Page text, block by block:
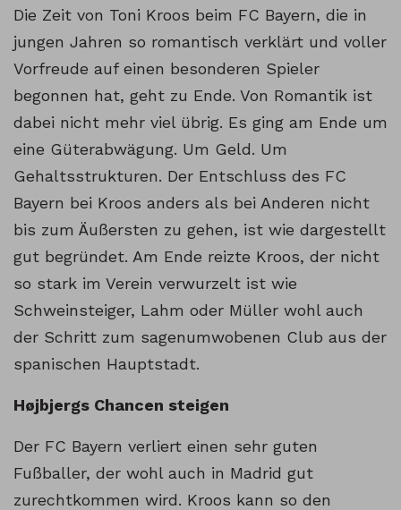
Die Zeit von Toni Kroos beim FC Bayern, die in
jungen Jahren so romantisch verklärt und voller
Vorfreude auf einen besonderen Spieler
begonnen hat, geht zu Ende. Von Romantik ist
dabei nicht mehr viel übrig. Es ging am Ende um
eine Güterabwägung. Um Geld. Um
Gehaltsstrukturen. Der Entschluss des FC
Bayern bei Kroos anders als bei Anderen nicht
bis zum Äußersten zu gehen, ist wie dargestellt
gut begründet. Am Ende reizte Kroos, der nicht
so stark im Verein verwurzelt ist wie
Schweinsteiger, Lahm oder Müller wohl auch
der Schritt zum sagenumwobenen Club aus der
spanischen Hauptstadt.
Højbjergs Chancen steigen
Der FC Bayern verliert einen sehr guten
Fußballer, der wohl auch in Madrid gut
zurechtkommen wird. Kroos kann so den